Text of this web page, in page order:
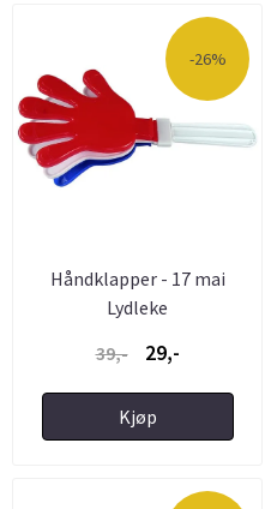
-26%
Håndklapper - 17 mai
Lydleke
39,-
29,-
Kjøp